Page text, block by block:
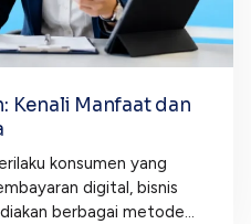
Kenali Manfaat dan
konsumen yang
digital, bisnis
berbagai metode...